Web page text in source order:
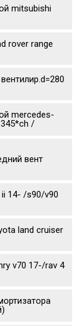
mitsubishi
rover range
mercedes-
/
вент
14- /s90/v90
land cruiser
v70 17-/rav 4